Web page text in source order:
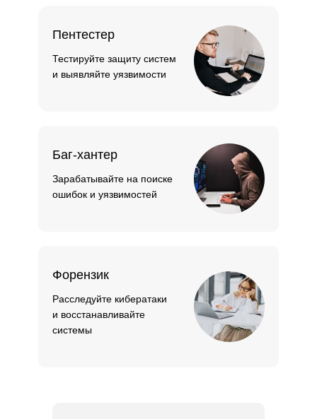
Пентестер
Тестируйте защиту систем
и выявляйте уязвимости
Баг-хантер
Зарабатывайте на поиске
ошибок и уязвимостей
Форензик
Расследуйте кибератаки
и восстанавливайте
системы